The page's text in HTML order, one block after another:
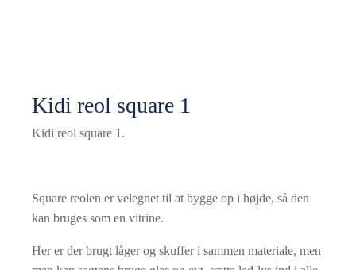
Kidi reol square 1
Kidi reol square 1.
Square reolen er velegnet til at bygge op i højde, så den
kan bruges som en vitrine.
Her er der brugt låger og skuffer i sammen materiale, men